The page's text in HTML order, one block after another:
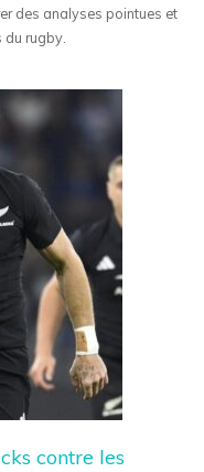
des analyses pointues et
rugby.
contre les